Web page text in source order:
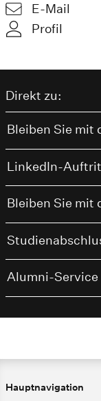
E-Mail
Profil
Direkt zu:
Bleiben Sie mit
LinkedIn-
Bleiben Sie mit
Alumni-Service
Hauptnavigation